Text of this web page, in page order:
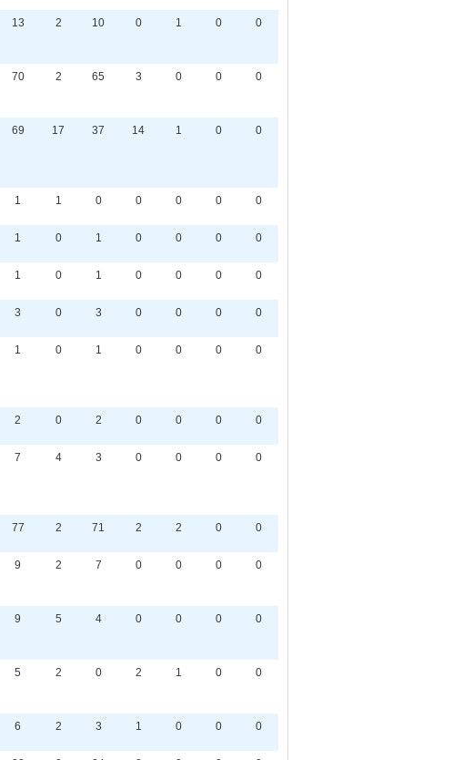
13 2 10 0 1 0 0
70 2 65 3 0 0 0
69 17 37 14 1 0 0
1 1 0 0 0 0 0
1 0 1 0 0 0 0
1 0 1 0 0 0 0
3 0 3 0 0 0 0
1 0 1 0 0 0 0
2 0 2 0 0 0 0
7 4 3 0 0 0 0
77 2 71 2 2 0 0
9 2 7 0 0 0 0
9 5 4 0 0 0 0
5 2 0 2 1 0 0
6 2 3 1 0 0 0